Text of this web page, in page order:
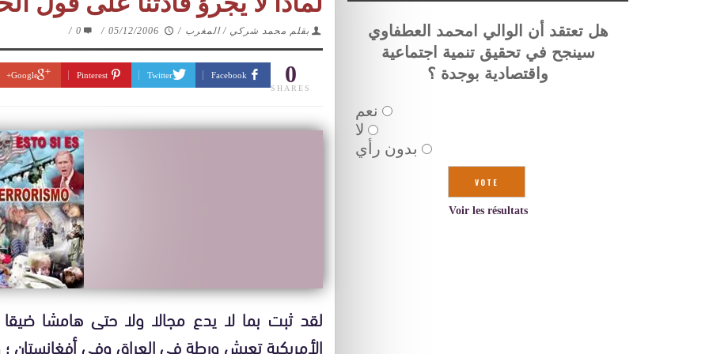
بقلم محمد شركي / المغرب /
05/12/2006
/
0
/
0
SHARES
Facebook
Twitter
Pinterest
Google+
لقد ثبت بما لا يدع مجالا ولا حتى هامشا
الأمريكية تعيش ورطة في العراق وفي أفغانستان
هل تعتقد أن الوالي امحمد العطفاوي
سينجح في تحقيق تنمية اجتماعية
واقتصادية بوجدة ؟
نعم
لا
بدون رأي
Voir les résultats